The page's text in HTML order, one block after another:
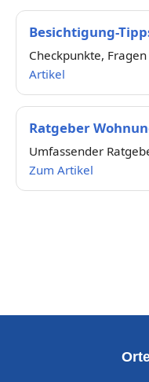
Besichtigung-
Checkpunkte,
Artikel
Ratgeber
Umfassender
Zum Artikel